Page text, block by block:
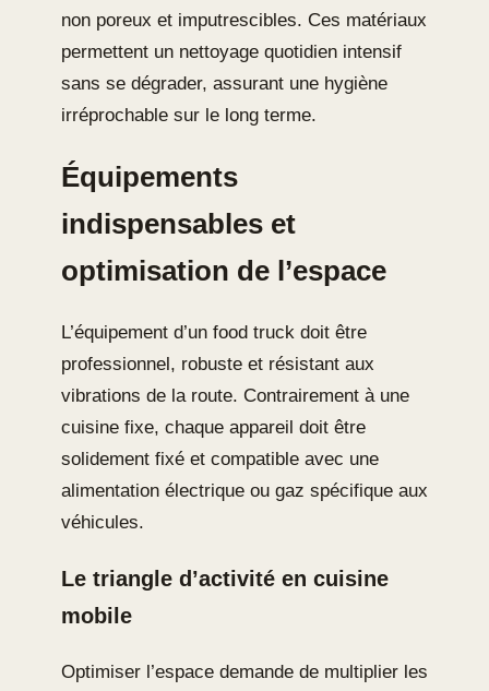
non poreux et imputrescibles. Ces matériaux
permettent un nettoyage quotidien intensif
sans se dégrader, assurant une hygiène
irréprochable sur le long terme.
Équipements
indispensables et
optimisation de l’espace
L’équipement d’un food truck doit être
professionnel, robuste et résistant aux
vibrations de la route. Contrairement à une
cuisine fixe, chaque appareil doit être
solidement fixé et compatible avec une
alimentation électrique ou gaz spécifique aux
véhicules.
Le triangle d’activité en cuisine
mobile
Optimiser l’espace demande de multiplier les